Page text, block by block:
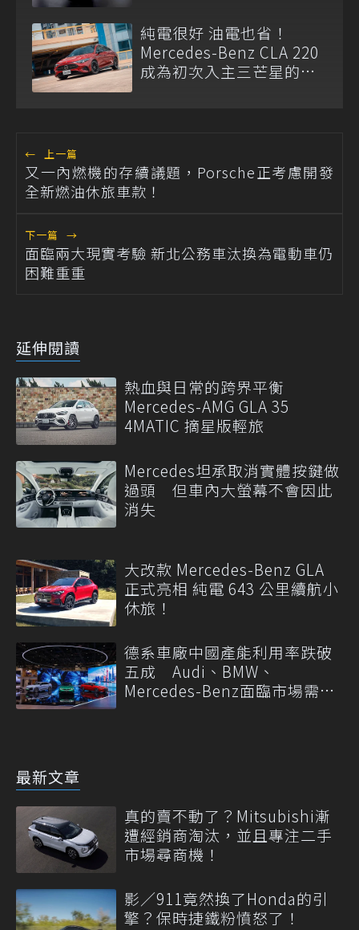
純電很好 油電也省！
Mercedes-Benz CLA 220
成為初次入主三芒星的理
← 上一篇
又一內燃機的存續議題，Porsche正考慮開發
全新燃油休旅車款！
下一篇 →
面臨兩大現實考驗 新北公務車汰換為電動車仍
困難重重
延伸閱讀
熱血與日常的跨界平衡
Mercedes-AMG GLA 35
4MATIC 摘星版輕旅
Mercedes坦承取消實體按鍵做
過頭 但車內大螢幕不會因此
消失
大改款 Mercedes-Benz GLA
正式亮相 純電 643 公里續航小
休旅！
德系車廠中國產能利用率跌破
五成 Audi、BMW、
Mercedes-Benz面臨市場需求
最新文章
真的賣不動了？Mitsubishi漸
遭經銷商淘汰，並且專注二手
市場尋商機！
影／911竟然換了Honda的引
擎？保時捷鐵粉憤怒了！